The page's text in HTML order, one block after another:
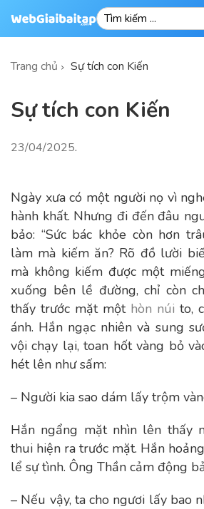
Trang chủ Sự tích con Kiến
Sự tích con Kiến
23/04/2025.
Ngày xưa có một người nọ vì
hành khất. Nhưng đi đến đâu
bảo: “Sức bác khỏe còn hơn
làm mà kiếm ăn? Rõ đồ lười
mà không kiếm được một
xuống bên lề đường, chỉ còn
thấy trước mặt một hòn núi to,
ánh. Hắn ngạc nhiên và sung
vội chạy lại, toan hốt vàng bỏ
hét lên như sấm:
– Người kia sao dám lấy trộm
Hắn ngẩng mặt nhìn lên thấy
thui hiện ra trước mặt. Hắn
lể sự tình. Ông Thần cảm động
– Nếu vậy, ta cho ngươi lấy bao